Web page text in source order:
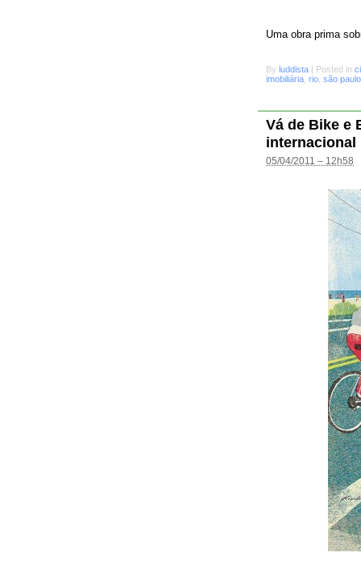
Uma obra prima
By luddista | Posted in
imobiliária rio são paulo
Vá de Bike e
internacional
05/04/2011 – 12h58